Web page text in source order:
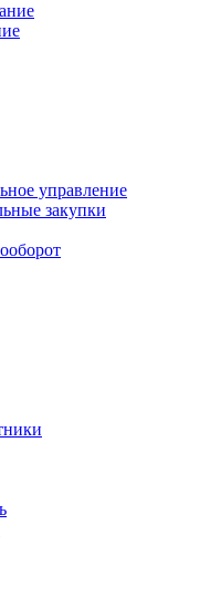
управление
закупки